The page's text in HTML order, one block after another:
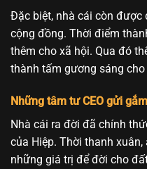
Đặc biệt, nhà cái còn
cộng đồng. Thời điểm
thêm cho xã hội. Qua đó
thành tấm gương sáng
Những tâm tư CEO gửi
Nhà cái ra đời đã chính
của Hiệp. Thời thanh
những giá trị để đời cho